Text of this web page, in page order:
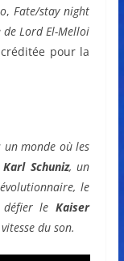
,Fate/stay night
de Lord El-Melloi
pour la
un monde où les
Karl Schuniz, un
le
défier leKaiser
du son.